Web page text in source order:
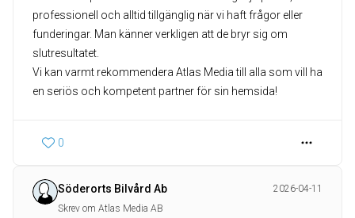
professionell och alltid tillgänglig när vi haft frågor eller
funderingar. Man känner verkligen att de bryr sig om
slutresultatet.
Vi kan varmt rekommendera Atlas Media till alla som vill ha
en seriös och kompetent partner för sin hemsida!
0
Söderorts Bilvård Ab
2026-04-11
Skrev om Atlas Media AB